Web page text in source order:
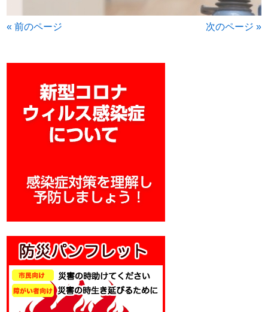
« 前のページ 次のページ »